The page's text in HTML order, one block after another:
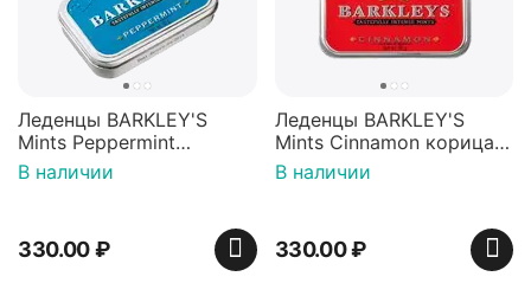
Леденцы BARKLEY'S
Mints Peppermint
перечная мята 50г,
Нидерланды
В наличии
330.00₽
Леденцы BARKLEY'S
Mints Cinnamon корица
50г, Нидерланды
В наличии
330.00₽